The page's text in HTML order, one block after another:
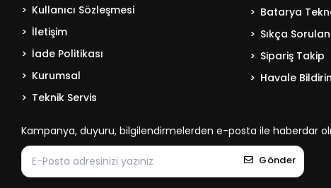
Kullanıcı Sözleşmesi
İletişim
İade Politikası
Kurumsal
Teknik Servis
Batarya
Sıkça
Sipariş Takip
Havale
Kampanya, duyuru, bilgilendirmelerden e-posta ile haberdar
Gönder